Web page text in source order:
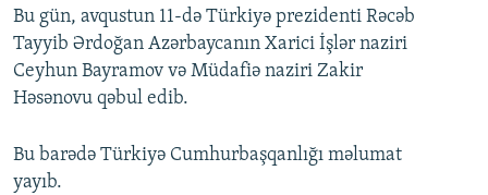
AZADLIQRADIOSU MOBIL TELEFONUNUZDA
BIZIMLƏ ƏLAQƏ
XƏBƏR BÜLLETENLƏRIMIZ
RFE/RL-in bütün saytları
Bu gün, avqustun 11-də Türkiyə prezidenti Rəcəb
Tayyib Ərdoğan Azərbaycanın Xarici İşlər naziri
Ceyhun Bayramov və Müdafiə naziri Zakir
Həsənovu qəbul edib.
Bu barədə Türkiyə Cumhurbaşqanlığı məlumat
yayıb.